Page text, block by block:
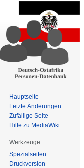
Hauptseite
Letzte Änderungen
Zufällige Seite
Hilfe zu MediaWiki
Werkzeuge
Spezialseiten
Druckversion